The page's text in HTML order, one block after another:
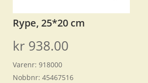
Rype, 25*20 cm
kr 938.00
Varenr:918000
Nobbnr:45467516